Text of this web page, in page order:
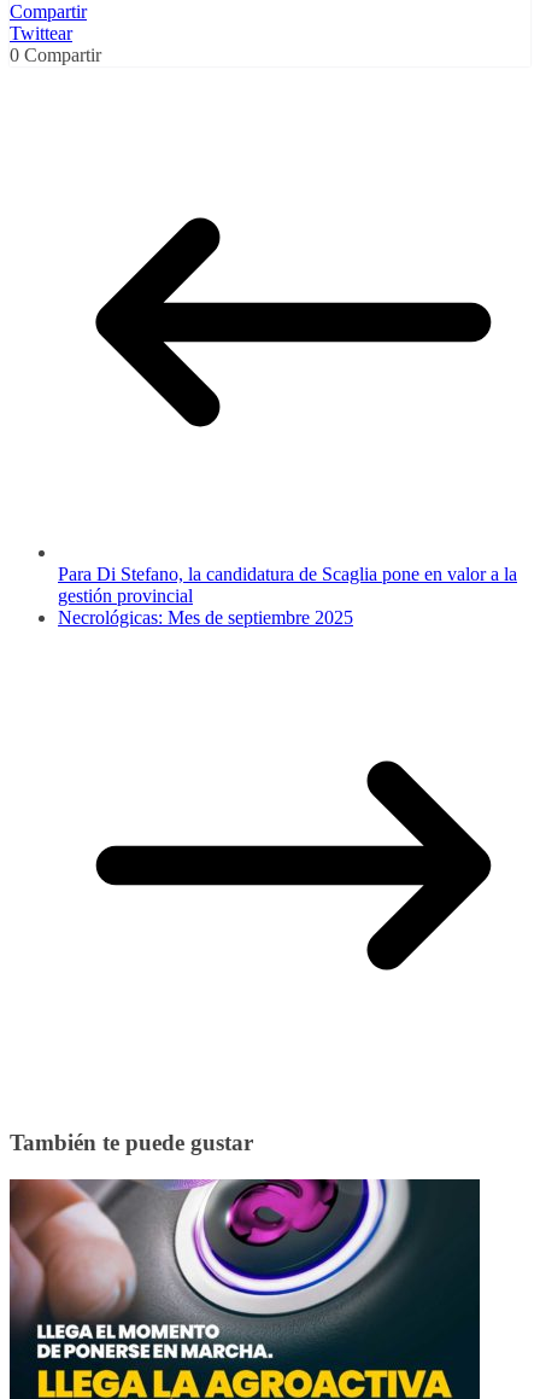
Compartir
Twittear
0 Compartir
Para Di Stefano, la candidatura de Scaglia pone en valor a la
gestión provincial
Necrológicas: Mes de septiembre 2025
También te puede gustar